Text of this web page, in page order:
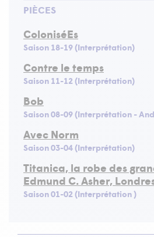
PIÈCES
ColoniséEs
Saison 18-19 (Interprétation)
Contre le temps
Saison 11-12 (Interprétation)
Bob
Saison 08-09 (Interprétation -
Avec Norm
Saison 03-04 (Interprétation)
Titanica, la robe des
Edmund C. Asher,
Saison 01-02 (Interprétation )